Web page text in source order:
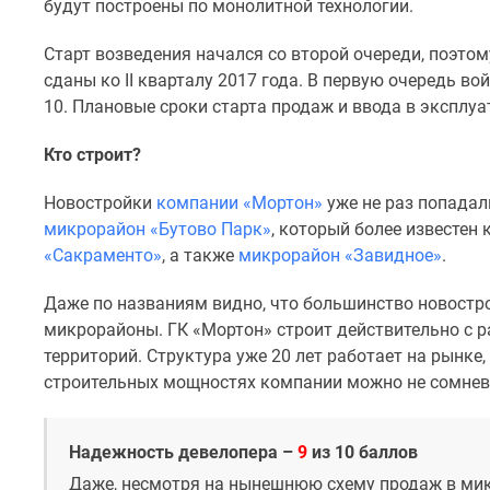
новостроек
проекте
Реклама
Машино-
Апартаменты
#траншевая
ипотека
#рассрочка
ипотека
Квартиры
скидками
будут построены по монолитной технологии.
Старт возведения начался со второй очереди,
сданы ко II кварталу 2017 года. В первую очередь
10. Плановые сроки старта продаж и ввода в
Кто строит?
Новостройки компании «Мортон» уже не раз
микрорайон «Бутово Парк», который более
«Сакраменто», а также микрорайон «Завидное».
Даже по названиям видно, что большинство
микрорайоны. ГК «Мортон» строит действительно с
территорий. Структура уже 20 лет работает на
строительных мощностях компании можно не
Надежность девелопера – 9 из 10 баллов
Даже, несмотря на нынешнюю схему продаж в